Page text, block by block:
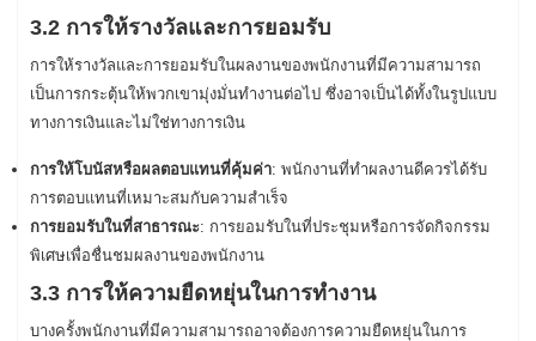
3.2 การให้รางวัลและการยอมรับ
การให้รางวัลและการยอมรับในผลงานของพนักงานที่มีความสามารถ
เป็นการกระตุ้นให้พวกเขามุ่งมั่นทำงานต่อไป ซึ่งอาจเป็นได้ทั้งในรูปแบบ
ทางการเงินและไม่ใช่ทางการเงิน
การให้โบนัสหรือผลตอบแทนที่คุ้มค่า: พนักงานที่ทำผลงานดีควรได้รับ
การตอบแทนที่เหมาะสมกับความสำเร็จ
การยอมรับในที่สาธารณะ: การยอมรับในที่ประชุมหรือการจัดกิจกรรม
พิเศษเพื่อชื่นชมผลงานของพนักงาน
3.3 การให้ความยืดหยุ่นในการทำงาน
บางครั้งพนักงานที่มีความสามารถอาจต้องการความยืดหยุ่นในการ